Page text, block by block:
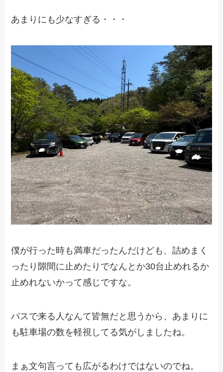
あまりにも少なすぎる・・・
僕が行った時も満車だったんだけども、詰めまく
ったり隙間に止めたりでなんとか30台止めれるか
止めれないかって感じですな。
バスで来る人なんて皆無だと思うから、あまりに
も駐車場の数を軽視してる気がしましたね。
まぁ文句言っても広がるわけではないのでね。